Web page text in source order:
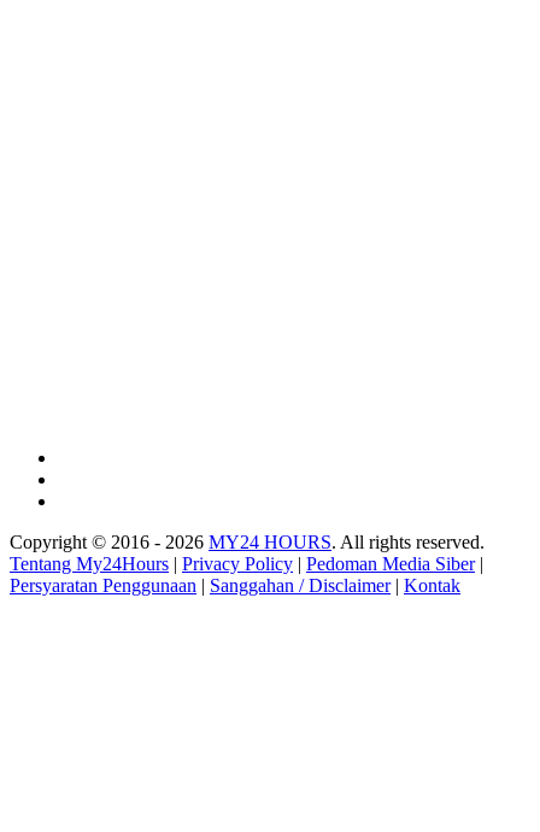
Copyright © 2016 - 2026 MY24 HOURS. All rights reserved.
Tentang My24Hours | Privacy Policy | Pedoman Media Siber|
Persyaratan Penggunaan | Sanggahan / Disclaimer| Kontak